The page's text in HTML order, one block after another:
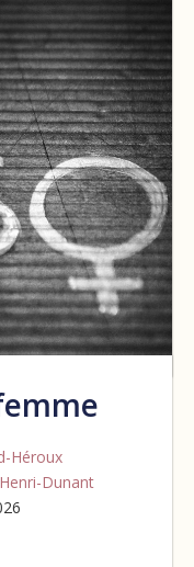
Héroux
Dunant